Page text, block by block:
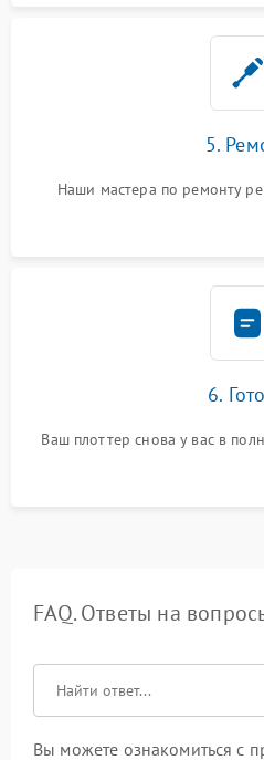
5.
Наши мастера по ремонту
6.
Ваш плоттер снова у вас в
FAQ. Ответы на
Вы можете ознакомиться с